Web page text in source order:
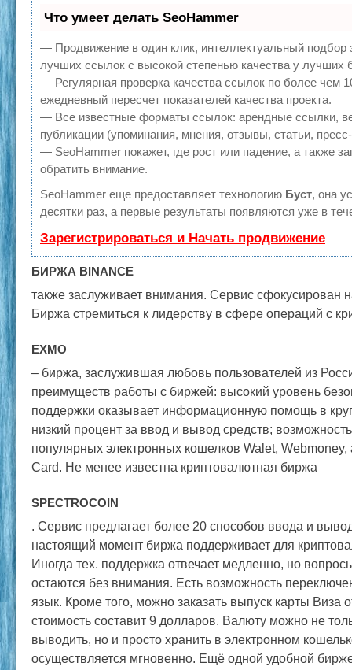
Что умеет делать SeoHammer
— Продвижение в один клик, интеллектуальный подбор
лучших ссылок с высокой степенью качества у лучших
— Регулярная проверка качества ссылок по более чем
ежедневный пересчет показателей качества проекта.
— Все известные форматы ссылок: арендные ссылки,
публикации (упоминания, мнения, отзывы, статьи,
— SeoHammer покажет, где рост или падение, а также
обратить внимание.
SeoHammer еще предоставляет технологию Буст, она
десятки раз, а первые результаты появляются уже в
Зарегистрироваться и Начать продвижение
БИРЖА BINANCE
также заслуживает внимания. Сервис сфокусирован
Биржа стремиться к лидерству в сфере операций с
EXMO
– биржа, заслужившая любовь пользователей из
преимуществ работы с биржей: высокий уровень
поддержки оказывает информационную помощь в
низкий процент за ввод и вывод средств;
популярных электронных кошелков Walet, Webmoney,
Card. Не менее известна криптовалютная биржа
SPECTROCOIN
. Сервис предлагает более 20 способов ввода и
настоящий момент биржа поддерживает для
Иногда тех. поддержка отвечает медленно, но
остаются без внимания. Есть возможность
язык. Кроме того, можно заказать выпуск карты Виза
стоимость составит 9 долларов. Валюту можно не
выводить, но и просто хранить в электронном
осуществляется мгновенно. Ещё одной удобной